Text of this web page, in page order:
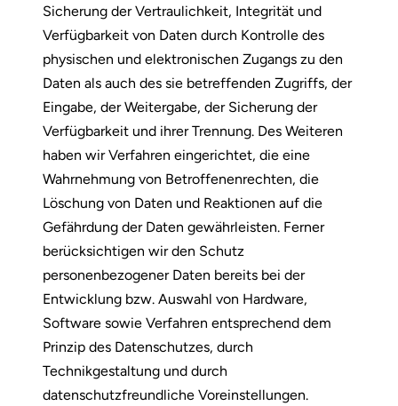
Sicherung der Vertraulichkeit, Integrität und
Verfügbarkeit von Daten durch Kontrolle des
physischen und elektronischen Zugangs zu den
Daten als auch des sie betreffenden Zugriffs, der
Eingabe, der Weitergabe, der Sicherung der
Verfügbarkeit und ihrer Trennung. Des Weiteren
haben wir Verfahren eingerichtet, die eine
Wahrnehmung von Betroffenenrechten, die
Löschung von Daten und Reaktionen auf die
Gefährdung der Daten gewährleisten. Ferner
berücksichtigen wir den Schutz
personenbezogener Daten bereits bei der
Entwicklung bzw. Auswahl von Hardware,
Software sowie Verfahren entsprechend dem
Prinzip des Datenschutzes, durch
Technikgestaltung und durch
datenschutzfreundliche Voreinstellungen.